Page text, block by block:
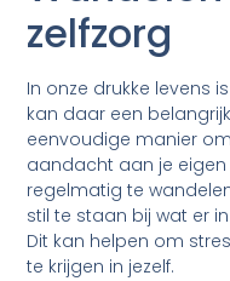
zelfzorg
In onze drukke levens
kan daar een
eenvoudige manier
aandacht aan je
regelmatig te
stil te staan bij wat er
Dit kan helpen om
te krijgen in jezelf.